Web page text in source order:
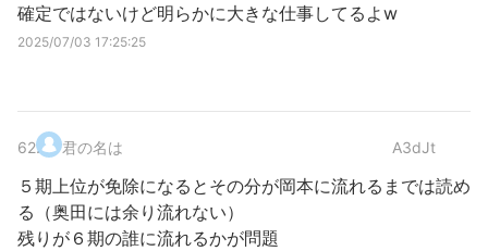
確定ではないけど明らかに大きな仕事してるよw
2025/07/03 17:25:25
62. 君の名は A3dJt
５期上位が免除になるとその分が岡本に流れるまでは読め
る（奥田には余り流れない）
残りが６期の誰に流れるかが問題